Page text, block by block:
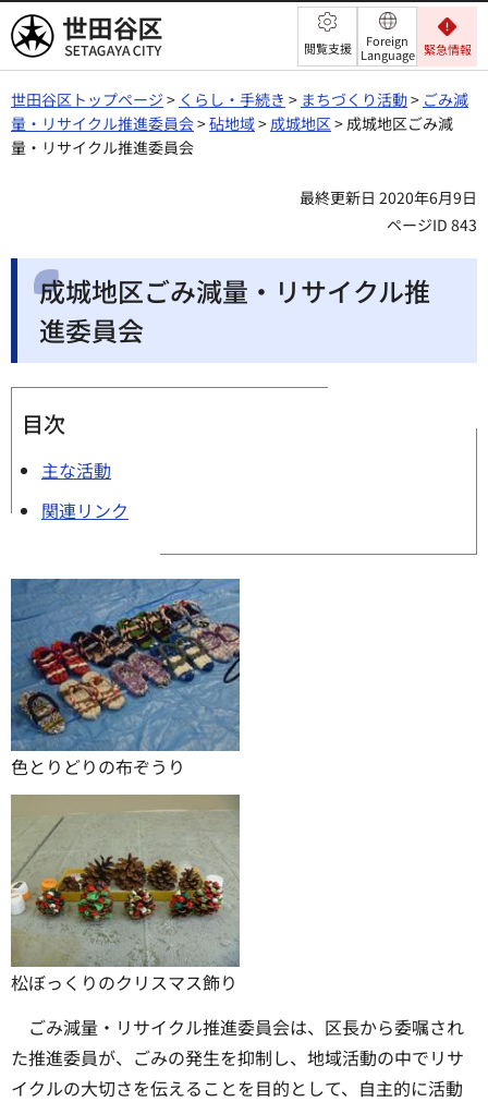
世田谷区 閲覧支援
Foreign
Language 緊急情報
世田谷区トップページ > くらし・手続き > まちづくり活動> ごみ減
量・リサイクル推進委員会>砧地域> 成城地区> 成城地区ごみ減
量・リサイクル推進委員会
最終更新日 2020年6月9日
ページID 843
成城地区ごみ減量・リサイクル推
進委員会
目次
主な活動
関連リンク
色とりどりの布ぞうり
松ぼっくりのクリスマス飾り
ごみ減量・リサイクル推進委員会は、区長から委嘱され
た推進委員が、ごみの発生を抑制し、地域活動の中でリサ
イクルの大切さを伝えることを目的として、自主的に活動